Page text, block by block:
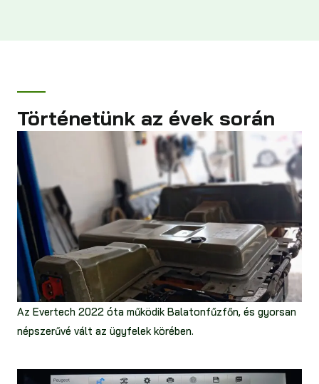
Történetünk az évek során
Az Evertech 2022 óta működik Balatonfűzfőn, és gyorsan
népszerűvé vált az ügyfelek körében.